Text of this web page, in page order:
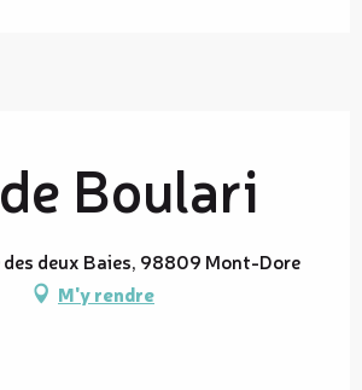
Boulari
deux Baies, 98809 Mont-Dore
M'y rendre